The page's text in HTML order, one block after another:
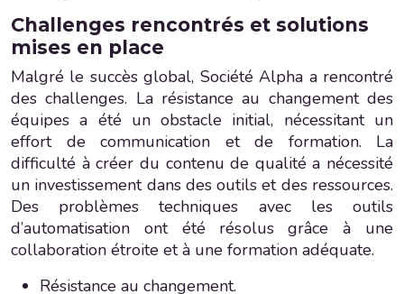
Challenges rencontrés et solutions
mises en place
Malgré le succès global, Société Alpha a rencontré
des challenges. La résistance au changement des
équipes a été un obstacle initial, nécessitant un
effort de communication et de formation. La
difficulté à créer du contenu de qualité a nécessité
un investissement dans des outils et des ressources.
Des problèmes techniques avec les outils
d’automatisation ont été résolus grâce à une
collaboration étroite et à une formation adéquate.
Résistance au changement.